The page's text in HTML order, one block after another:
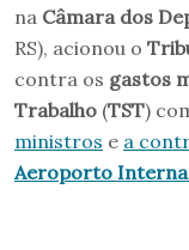
na Câmara dos
RS), acionou o
contra os gastos
Trabalho (TST)
ministros e a
Aeroporto